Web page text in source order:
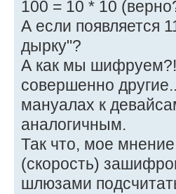
100 = 10 * 10
А если появляется
дырку"?
А как мы шифруем?!
совершенно
мануалах к
аналогичным.
Так что, мое
(скорость)
шлюзами